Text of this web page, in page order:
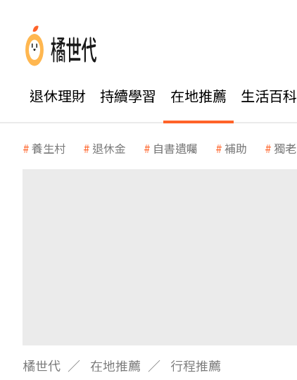
退休理財 持續學習 在地推薦 生活百科
養生村 退休金 自書遺囑 補助 獨老
橘世代 在地推薦 行程推薦